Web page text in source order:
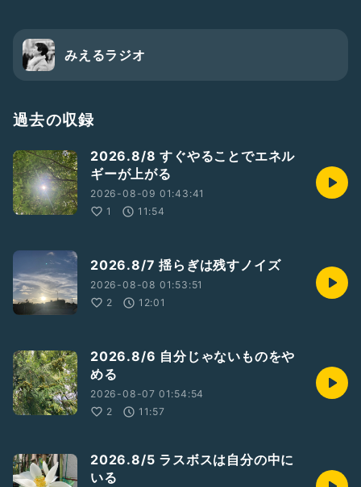
新しい世界は未知ですから
---
https://forms.gle/EXUYCJ9d6KCCdqLTA
---
公式LINE
https://lin.ee/JkIK7q2
---
#意識
#感情
みえるラジオ
過去の収録
2026.8/8 すぐやることでエネル
ギーが上がる
2026-08-09 01:43:41
1
11:54
2026.8/7 揺らぎは残すノイズ
2026-08-08 01:53:51
2
12:01
2026.8/6 自分じゃないものをや
める
2026-08-07 01:54:54
2
11:57
2026.8/5 ラスボスは自分の中に
いる